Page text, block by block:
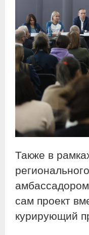
Также в
сам проект
курирующий